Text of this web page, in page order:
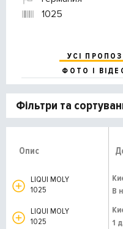
1025
УСІ
ФОТО І
Фільтри та
Опис
LIQUI MOLY
1025
В
LIQUI MOLY
1025
1